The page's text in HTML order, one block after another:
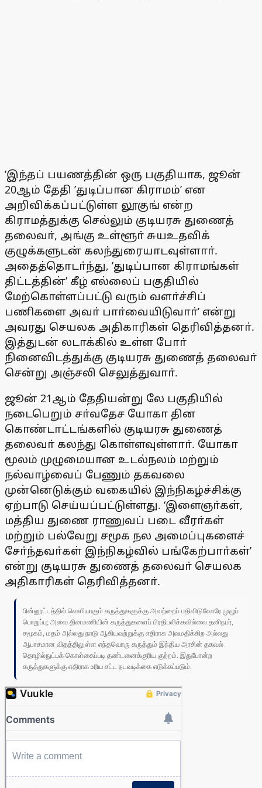
’இந்தப் பயணத்தின் ஒரு பகுதியாக, ஜூன்
20ஆம் தேதி ’துடிப்பான கிராமம்’ என
அறிவிக்கப்பட்டுள்ள லூகுங் என்ற
கிராமத்துக்கு செல்லும் குடியரசு துணைத்
தலைவா், அங்கு உள்ளூா் சுயஉதவிக்
குழுக்களுடன் கலந்துரையாடவுள்ளாா்.
அதைத்தொடா்ந்து, ’துடிப்பான கிராமங்கள்
திட்டத்தின்’ கீழ் எல்லைப் பகுதியில்
மேற்கொள்ளப்பட்டு வரும் வளா்ச்சிப்
பணிகளை அவா் பாா்வையிடுவாா்’ என்று
அவரது செயலக அதிகாரிகள் தெரிவித்தனா்.
இத்துடன் லடாக்கில் உள்ள போா்
நினைவிடத்துக்கு குடியரசு துணைத் தலைவா்
சென்று அஞ்சலி செலுத்துவாா்.
ஜூன் 21ஆம் தேதியன்று லே பகுதியில்
நடைபெறும் சா்வதேச யோகா தின
கொண்டாட்டங்களில் குடியரசு துணைத்
தலைவா் கலந்து கொள்ளவுள்ளாா். யோகா
மூலம் முழுமையான உடல்நலம் மற்றும்
நல்வாழ்வைப் பேணும் தகவலை
முன்னெடுக்கும் வகையில் இந்நிகழ்ச்சிக்கு
ஏற்பாடு செய்யப்பட்டுள்ளது. ‘இளைஞா்கள்,
மத்திய துணை ராணுவப் படை வீரா்கள்
மற்றும் பல்வேறு சமூக நல அமைப்புகளைச்
சோ்ந்தவா்கள் இந்நிகழ்வில் பங்கேற்பாா்கள்’
என்று குடியரசு துணைத் தலைவா் செயலக
அதிகாரிகள் தெரிவித்தனா்.
பின்னூட்டத்தில் வெளியாகும் கருத்துகளுக்கு அவற்றைப் பதிவிடுவோரே முழுப்
பொறுப்பு; அவை தினமணியின் கருத்துகளைப் பிரதிபலிக்கவில்லை.தனிநபர்,
சமூகம், மதம் அல்லது நாடு ஆகியவற்றுக்கு எதிராக அவமதிக்கிற அல்லது
ஆபாசமான விதத்திலுள்ள எந்தவொரு கருத்தும் இந்திய அரசின் தகவல்
தொழில்நுட்பக் கொள்கைப்படி தண்டனைக்குரிய குற்றம். இதுபோன்ற
கருத்துகளுக்கு எதிராக உரிய சட்ட நடவடிக்கை எடுக்கப்படும்.